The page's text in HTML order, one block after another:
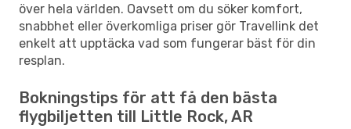
över hela världen. Oavsett om du söker komfort,
snabbhet eller överkomliga priser gör Travellink det
enkelt att upptäcka vad som fungerar bäst för din
resplan.
Bokningstips för att få den bästa
flygbiljetten till Little Rock, AR